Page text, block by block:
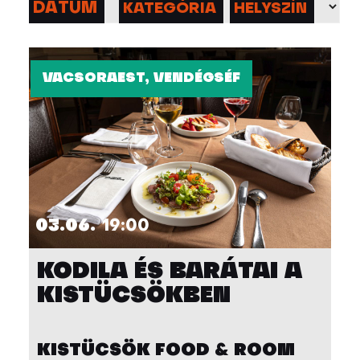
DÁTUM KATEGÓRIA HELYSZÍN
VACSORAEST, VENDÉGSÉF
03.06. 19:00
KODILA ÉS BARÁTAI A
KISTÜCSÖKBEN
KISTÜCSÖK FOOD & ROOM